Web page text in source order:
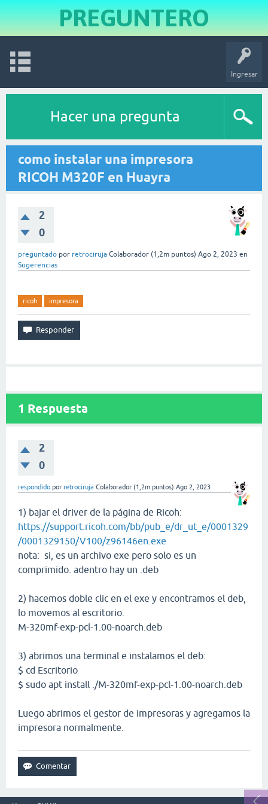
PREGUNTERO
Ingresar
Hacer una pregunta
como instalar una impresora
RICOH M320F en Huayra
2
0
preguntado por retrociruja Colaborador (1,2m puntos) Ago 2, 2023 en
Sugerencias
ricoh impresora
1 Respuesta
2
0
respondido por retrociruja Colaborador (1,2m puntos) Ago 2, 2023
1) bajar el driver de la página de Ricoh:
https://support.ricoh.com/bb/pub_e/dr_ut_e/0001329
/0001329150/V100/z96146en.exe
nota: si, es un archivo exe pero solo es un
comprimido. adentro hay un .deb
2) hacemos doble clic en el exe y encontramos el deb,
lo movemos al escritorio.
M-320mf-exp-pcl-1.00-noarch.deb
3) abrimos una terminal e instalamos el deb:
$ cd Escritorio
$ sudo apt install ./M-320mf-exp-pcl-1.00-noarch.deb
Luego abrimos el gestor de impresoras y agregamos la
impresora normalmente.